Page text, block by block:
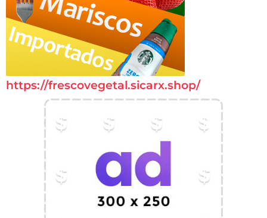
https://frescovegetal.sicarx.shop/